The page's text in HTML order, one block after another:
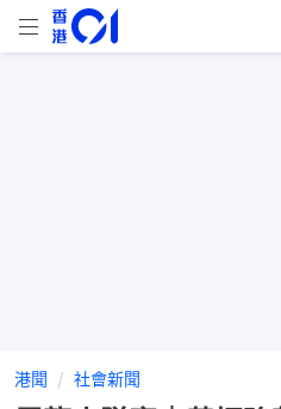
港聞 社會新聞